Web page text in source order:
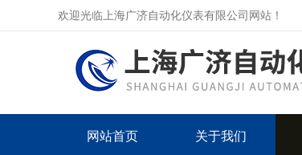
欢迎光临上海广济自动化仪表有限公司网站！
网站首页 关于我们